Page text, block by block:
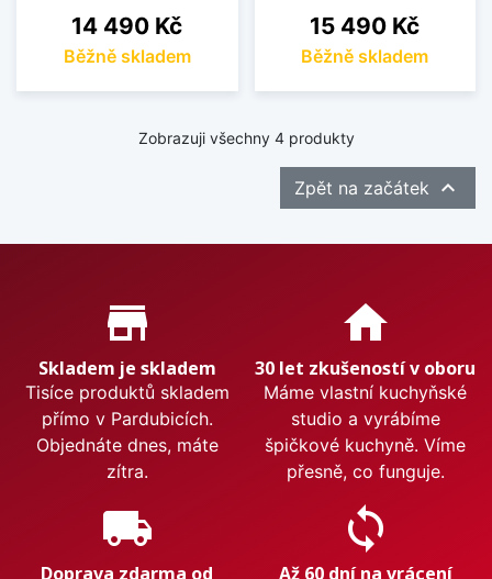
Cena
14 490 Kč
Běžně skladem
Cena
15 490 Kč
Běžně skladem
Zobrazuji všechny 4 produkty
Zpět na začátek 
Proč nakupovat u nás?
store_mall_directory
Skladem je skladem
Tisíce produktů skladem
přímo v Pardubicích.
Objednáte dnes, máte
zítra.
home
30 let zkušeností v oboru
Máme vlastní kuchyňské
studio a vyrábíme
špičkové kuchyně. Víme
přesně, co funguje.
local_shipping
Doprava zdarma od
sync
Až 60 dní na vrácení